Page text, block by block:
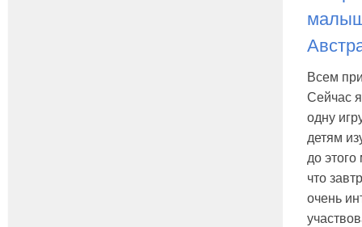
Всем
Сейчас
одну
детям
до этого
что
очень